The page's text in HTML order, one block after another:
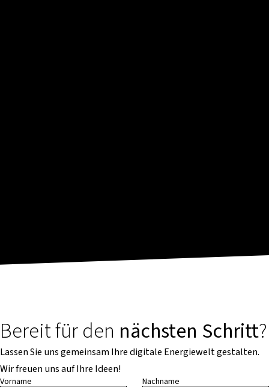
Bereit für den nächsten Schritt?
Lassen Sie uns gemeinsam Ihre digitale Energiewelt gestalten.
Wir freuen uns auf Ihre Ideen!
Vorname Nachname